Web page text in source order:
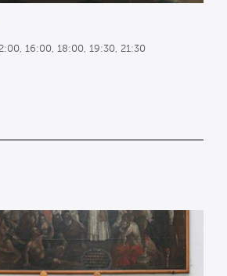
16:00, 18:00, 19:30, 21:30